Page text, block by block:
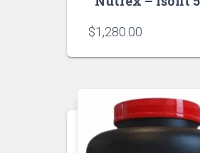
$1,280.00